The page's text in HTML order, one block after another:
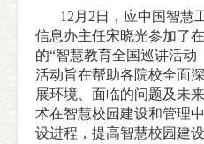
12月2日，应中国智慧
信息办主任宋晓光参加了
的“智慧教育全国巡讲活
活动旨在帮助各院校全面
展环境、面临的问题及未
术在智慧校园建设和管理
设进程，提高智慧校园建